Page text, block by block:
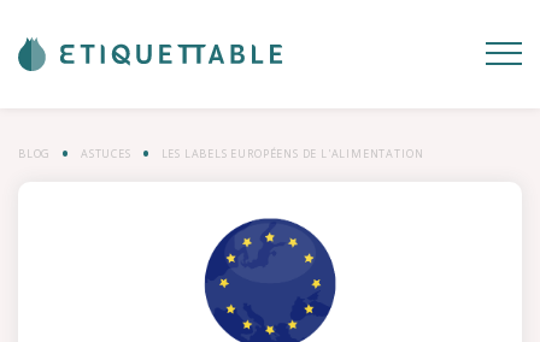
BLOG ASTUCES LES LABELS EUROPÉENS DE L'ALIMENTATION